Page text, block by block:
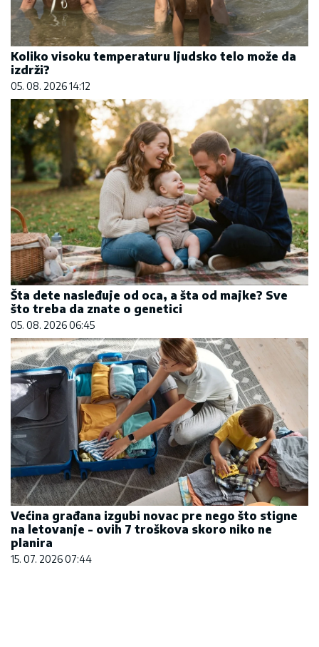
Koliko visoku temperaturu ljudsko telo može da
izdrži?
05. 08. 2026 14:12
Šta dete nasleđuje od oca, a šta od majke? Sve
što treba da znate o genetici
05. 08. 2026 06:45
Većina građana izgubi novac pre nego što stigne
na letovanje - ovih 7 troškova skoro niko ne
planira
15. 07. 2026 07:44